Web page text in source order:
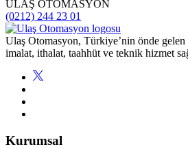
ULAŞ OTOMASYON
(0212) 244 23 01
Ulaş Otomasyon, Türkiye’nin önde
imalat, ithalat, taahhüt ve teknik hizmet
Kurumsal